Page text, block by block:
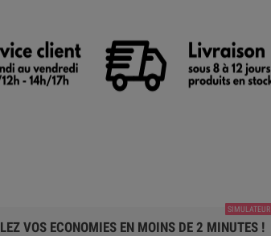
VOS ECONOMIES EN MOINS DE 2 MINUTES !
SIMULATEUR